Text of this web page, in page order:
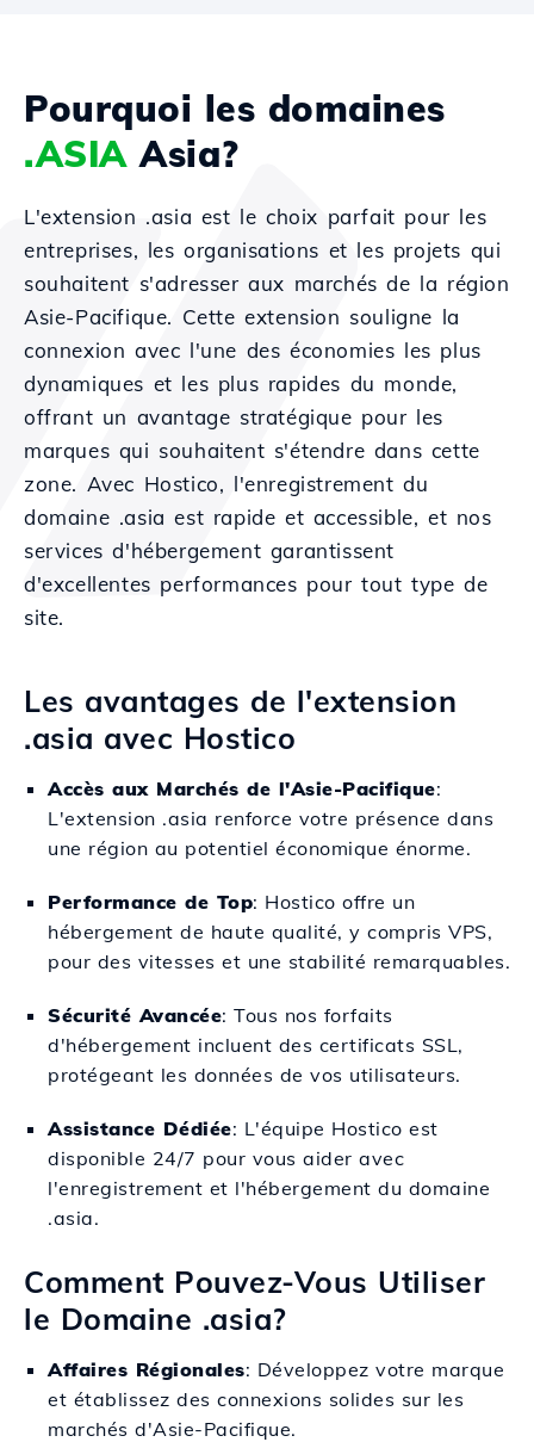
Pourquoi les domaines
.ASIAAsia?
L'extension .asia est le choix parfait pour les
entreprises, les organisations et les projets qui
souhaitent s'adresser aux marchés de la région
Asie-Pacifique. Cette extension souligne la
connexion avec l'une des économies les plus
dynamiques et les plus rapides du monde,
offrant un avantage stratégique pour les
marques qui souhaitent s'étendre dans cette
zone. Avec Hostico, l'enregistrement du
domaine .asia est rapide et accessible, et nos
services d'hébergement garantissent
d'excellentes performances pour tout type de
site.
Les avantages de l'extension
.asia avec Hostico
Accès aux Marchés de l'Asie-Pacifique:
L'extension .asia renforce votre présence dans
une région au potentiel économique énorme.
Performance de Top: Hostico offre un
hébergement de haute qualité, y compris VPS,
pour des vitesses et une stabilité remarquables.
Sécurité Avancée: Tous nos forfaits
d'hébergement incluent des certificats SSL,
protégeant les données de vos utilisateurs.
Assistance Dédiée: L'équipe Hostico est
disponible 24/7 pour vous aider avec
l'enregistrement et l'hébergement du domaine
.asia.
Comment Pouvez-Vous Utiliser
le Domaine .asia?
Affaires Régionales: Développez votre marque
et établissez des connexions solides sur les
marchés d'Asie-Pacifique.